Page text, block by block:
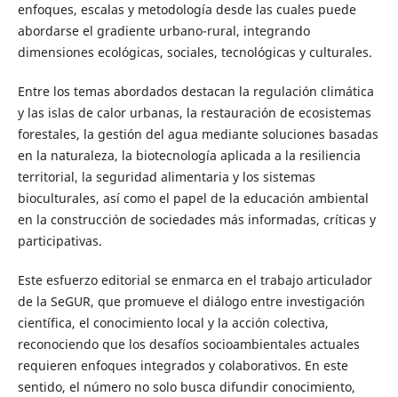
enfoques, escalas y metodología desde las cuales puede
abordarse el gradiente urbano-rural, integrando
dimensiones ecológicas, sociales, tecnológicas y culturales.
Entre los temas abordados destacan la regulación climática
y las islas de calor urbanas, la restauración de ecosistemas
forestales, la gestión del agua mediante soluciones basadas
en la naturaleza, la biotecnología aplicada a la resiliencia
territorial, la seguridad alimentaria y los sistemas
bioculturales, así como el papel de la educación ambiental
en la construcción de sociedades más informadas, críticas y
participativas.
Este esfuerzo editorial se enmarca en el trabajo articulador
de la SeGUR, que promueve el diálogo entre investigación
científica, el conocimiento local y la acción colectiva,
reconociendo que los desafíos socioambientales actuales
requieren enfoques integrados y colaborativos. En este
sentido, el número no solo busca difundir conocimiento,